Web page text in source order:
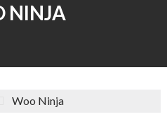
NINJA
Woo Ninja